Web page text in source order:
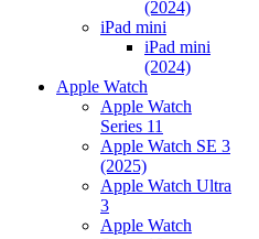
(2024)
iPad mini
iPad mini
(2024)
Apple Watch
Apple Watch
Series 11
Apple Watch SE 3
(2025)
Apple Watch Ultra
3
Apple Watch